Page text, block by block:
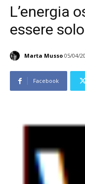
L’energia
essere
Marta Musso 05/04/
Facebook